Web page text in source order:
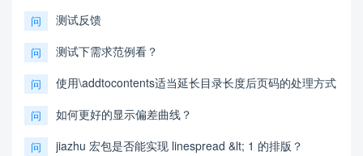
问 测试反馈
问 测试下需求范例看？
问 使用\addtocontents适当延长目录长度后页码的处理方式
问 如何更好的显示偏差曲线？
问 jiazhu 宏包是否能实现 linespread &lt; 1 的排版？